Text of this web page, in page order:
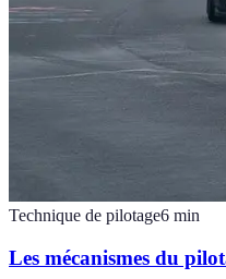
Technique de pilotage6 min
Les mécanismes du